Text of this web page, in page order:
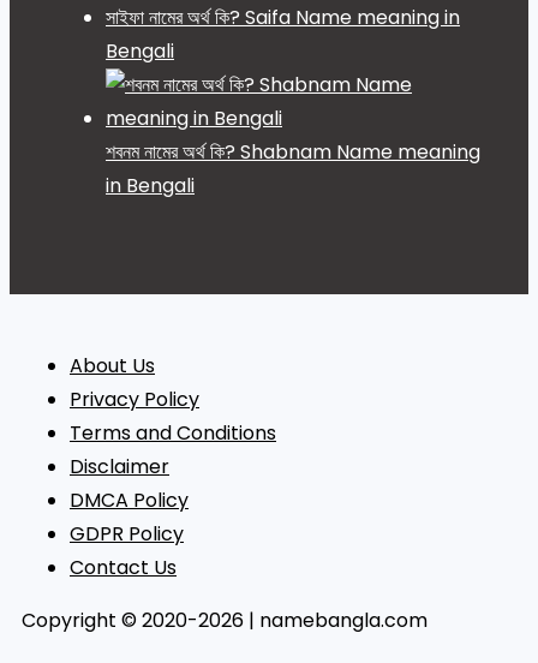
সাইফা নামের অর্থ কি? Saifa Name meaning in
Bengali
শবনম নামের অর্থ কি? Shabnam Name meaning
in Bengali
About Us
Privacy Policy
Terms and Conditions
Disclaimer
DMCA Policy
GDPR Policy
Contact Us
Copyright © 2020-2026 | namebangla.com